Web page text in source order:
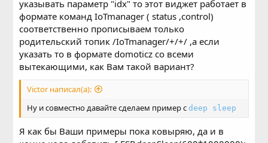
указывать параметр "idx" то этот виджет работает в
формате команд IoTmanager ( status ,control)
соответственно прописываем только
родительский топик /IoTmanager/+/+/ ,a если
указать то в формате domoticz со всеми
вытекающими, как Вам такой вариант?
Victor написал(а):
Ну и совместно давайте сделаем пример сdeep sleep
Я как бы Ваши примеры пока ковыряю, да и в